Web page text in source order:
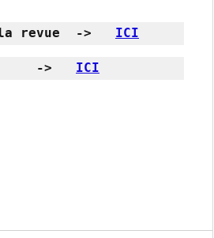
revue  -> ICI
-> ICI